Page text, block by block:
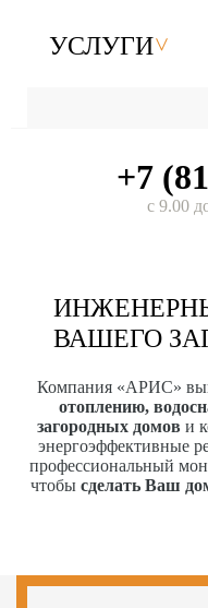
УСЛУГИ
+7
с 9.00
ВАШЕГО
Компания «АРИС»
отоплению,
загородных домов и
энергоэффективные
профессиональный
чтобы сделать Ваш